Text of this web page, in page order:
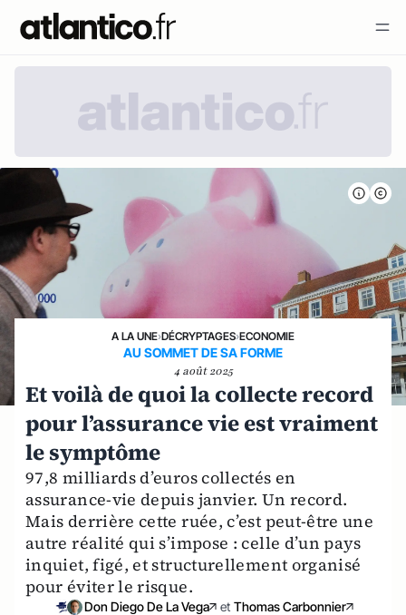
A LA UNE›DÉCRYPTAGES›ECONOMIE
AU SOMMET DE SA FORME
4 août 2025
Et voilà de quoi la collecte record
pour l’assurance vie est vraiment
le symptôme
97,8 milliards d’euros collectés en
assurance-vie depuis janvier. Un record.
Mais derrière cette ruée, c’est peut-être une
autre réalité qui s’impose : celle d’un pays
inquiet, figé, et structurellement organisé
pour éviter le risque.
Don Diego De La Vega et Thomas Carbonnier